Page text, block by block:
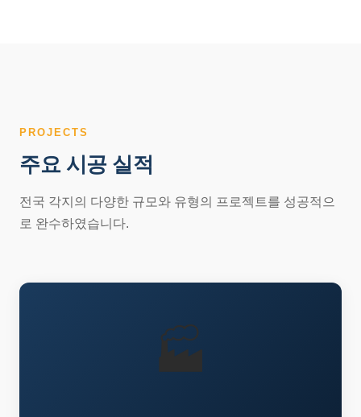
PROJECTS
주요 시공 실적
전국 각지의 다양한 규모와 유형의 프로젝트를 성공적으
로 완수하였습니다.
🏭